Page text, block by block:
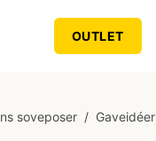
OUTLET
soveposer / Gaveidéer